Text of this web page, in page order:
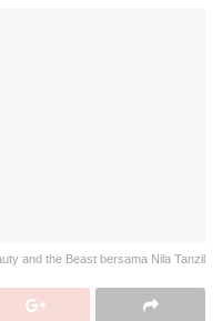
and the Beast bersama Nila Tanzil